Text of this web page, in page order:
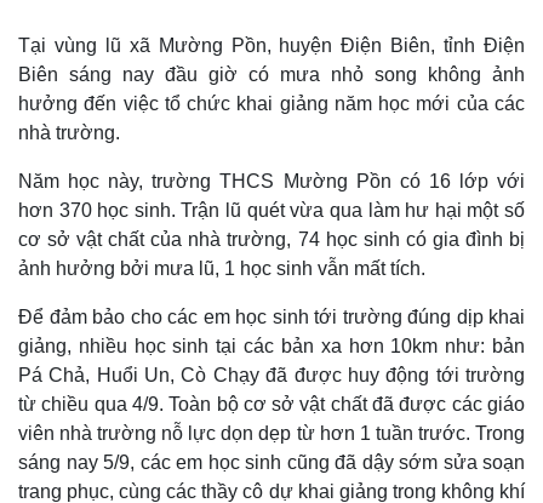
Bất động sản
Khởi nghiệp
Giá vàng
Tiêu dùng
Tỷ giá
Chứng khoán
Giá cà phê
Tại vùng lũ xã Mường Pồn, huyện Điện Biên, tỉnh Điện
Biên sáng nay đầu giờ có mưa nhỏ song không ảnh
hưởng đến việc tổ chức khai giảng năm học mới của các
nhà trường.
Năm học này, trường THCS Mường Pồn có 16 lớp với
hơn 370 học sinh. Trận lũ quét vừa qua làm hư hại một số
cơ sở vật chất của nhà trường, 74 học sinh có gia đình bị
ảnh hưởng bởi mưa lũ, 1 học sinh vẫn mất tích.
Để đảm bảo cho các em học sinh tới trường đúng dịp khai
giảng, nhiều học sinh tại các bản xa hơn 10km như: bản
Pá Chả, Huổi Un, Cò Chạy đã được huy động tới trường
từ chiều qua 4/9. Toàn bộ cơ sở vật chất đã được các giáo
viên nhà trường nỗ lực dọn dẹp từ hơn 1 tuần trước. Trong
sáng nay 5/9, các em học sinh cũng đã dậy sớm sửa soạn
trang phục, cùng các thầy cô dự khai giảng trong không khí